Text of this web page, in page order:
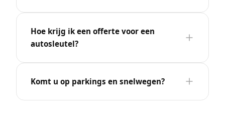
Hoe krijg ik een offerte voor een
autosleutel?
Komt u op parkings en snelwegen?